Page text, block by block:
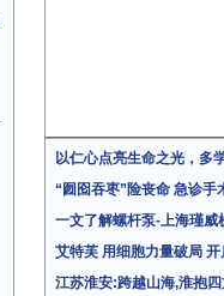
以仁心点亮生命之光，多
“囫囵吞枣”险丧命 急诊手
一文了解螺杆泵-上海瑾威
艾特芙 用细胞力量破局 开
江苏淮安:跨越山海,淮抱